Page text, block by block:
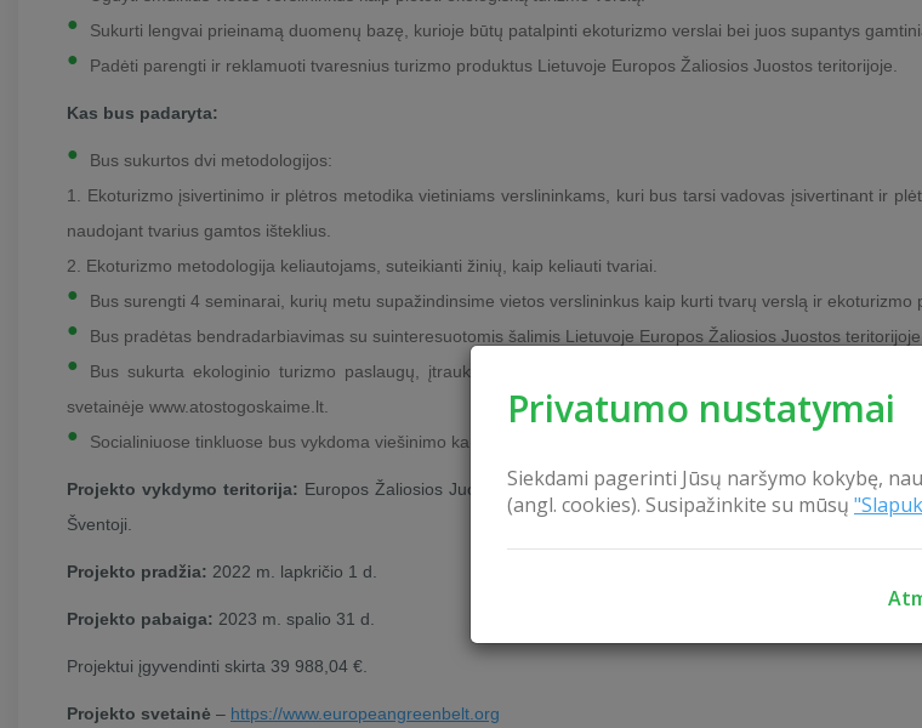
Privatumo nustatymai
Siekdami pagerinti Jūsų naršymo kokybę,
(angl. cookies). Susipažinkite su mūsų
Sukurti lengvai prieinamą duomenų bazę, kurioje būtų patalpinti ekoturizmo verslai bei juos supantys
Padėti parengti ir reklamuoti tvaresnius turizmo produktus Lietuvoje Europos Žaliosios Juostos teritorijoje.
Kas bus padaryta:
Bus sukurtos dvi metodologijos:
1. Ekoturizmo įsivertinimo ir plėtros metodika vietiniams verslininkams, kuri bus tarsi vadovas įsivertinant ir
naudojant tvarius gamtos išteklius.
2. Ekoturizmo metodologija keliautojams, suteikianti žinių, kaip keliauti tvariai.
Bus surengti 4 seminarai, kurių metu supažindinsime vietos verslininkus kaip kurti tvarų verslą ir ekoturizmo
Bus pradėtas bendradarbiavimas su suinteresuotomis šalimis Lietuvoje Europos Žaliosios Juostos teritorijoje.
Bus sukurta ekologinio turizmo paslaugų, įtraukiant gamtos ir kultūros objektus, duomenų bazė, kuri
svetainėje www.atostogoskaime.lt.
Socialiniuose tinkluose bus vykdoma viešinimo kampanija, skirta populiarinti Žaliąją juostą kaip tikslinį
Projekto vykdymo teritorija: Europos Žaliosios Juostos teritorija Lietuvoje – Šilutės rajonas, Klaipėdos
Šventoji.
Projekto pradžia: 2022 m. lapkričio 1 d.
Projekto pabaiga: 2023 m. spalio 31 d.
Projektui įgyvendinti skirta 39 988,04 €.
Projekto svetainė – https://www.europeangreenbelt.org